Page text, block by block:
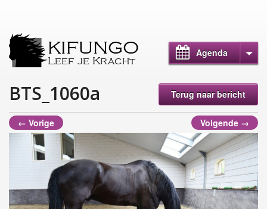
KIFUNGO
Leef je Kracht
Agenda
BTS_1060a Terug naar bericht
← Vorige Volgende →